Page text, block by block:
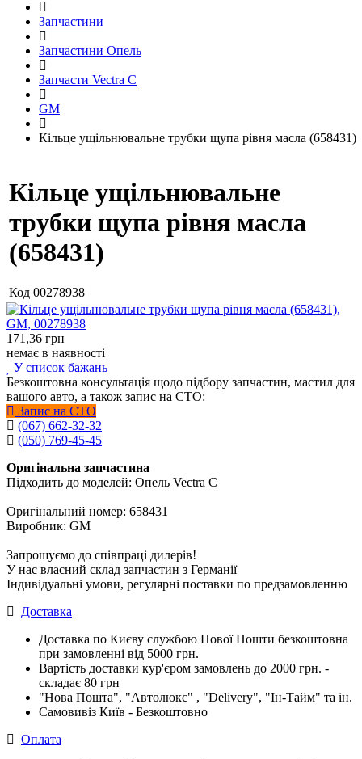
Запчастини
Запчастини Опель
Запчасти Vectra C
GM
Кільце ущільнювальне трубки щупа рівня масла (658431)
Кільце ущільнювальне
трубки щупа рівня масла
(658431)
Код 00278938
171,36 грн
немає в наявності
У список бажань
Безкоштовна консультація щодо підбору запчастин, мастил для
вашого авто, а також запис на СТО:
Запис на СТО
(067) 662-32-32
(050) 769-45-45
Оригінальна запчастина
Підходить до моделей: Опель Vectra C
Оригінальний номер: 658431
Виробник: GM
Запрошуємо до співпраці дилерів!
У нас власний склад запчастин з Германії
Індивідуальні умови, регулярні поставки по предзамовленню
Доставка
Доставка по Києву службою Нової Пошти безкоштовна
при замовленні від 5000 грн.
Вартість доставки кур'єром замовлень до 2000 грн. -
складає 80 грн
"Нова Пошта", "Автолюкс" , "Delivery", "Iн-Тайм" та ін.
Самовивіз Київ - Безкоштовно
Оплата